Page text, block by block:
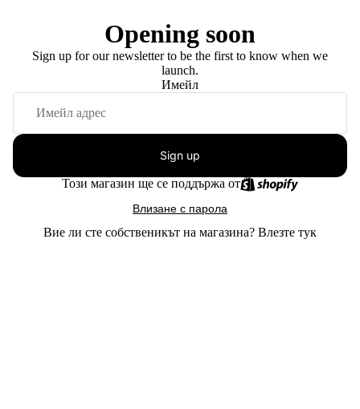
Opening soon
Sign up for our newsletter to be the first to know when we
launch.
Имейл
Sign up
Този магазин ще се поддържа от
Влизане с парола
Вие ли сте собственикът на магазина? Влезте тук